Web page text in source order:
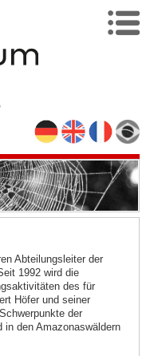
Abteilungsleiter der
1992 wird die
des für
Höfer und seiner
der
in den Amazonaswäldern